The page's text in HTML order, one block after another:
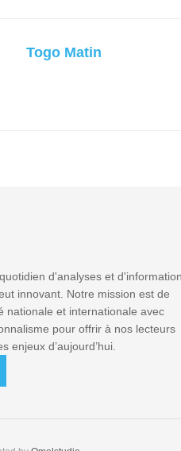
Togo Matin
d'analyses et
innovant. Notre mission est de
nationale et internationale avec
pour offrir à nos lecteurs
enjeux d’aujourd’hui.